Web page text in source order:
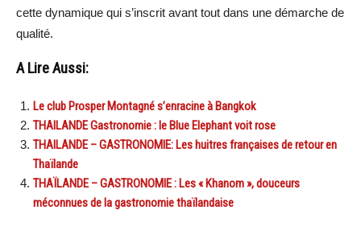
cette dynamique qui s’inscrit avant tout dans une démarche de
qualité.
A Lire Aussi:
Le club Prosper Montagné s’enracine à Bangkok
THAILANDE Gastronomie : le Blue Elephant voit rose
THAILANDE – GASTRONOMIE: Les huitres françaises de retour en
Thaïlande
THAÏLANDE – GASTRONOMIE : Les « Khanom », douceurs
méconnues de la gastronomie thaïlandaise